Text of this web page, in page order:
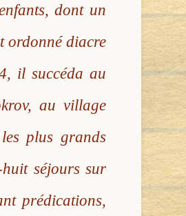
dont un
ordonné diacre
il succéda au
au village
plus grands
huit séjours sur
prédications,